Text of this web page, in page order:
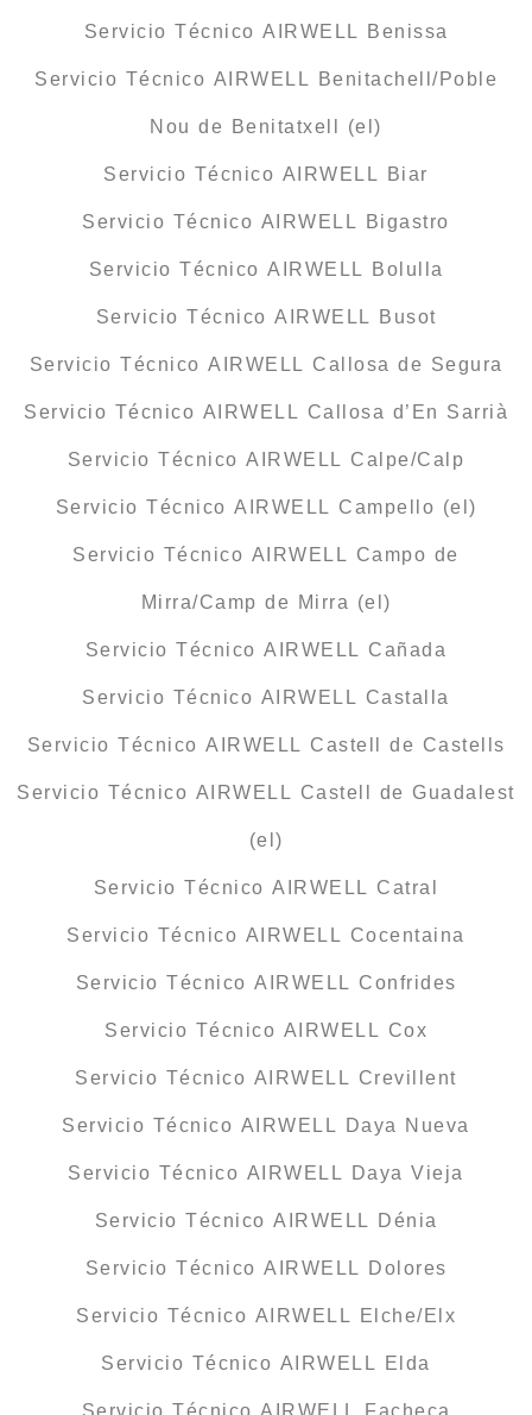
Servicio Técnico AIRWELL Benissa
Servicio Técnico AIRWELL Benitachell/Poble
Nou de Benitatxell (el)
Servicio Técnico AIRWELL Biar
Servicio Técnico AIRWELL Bigastro
Servicio Técnico AIRWELL Bolulla
Servicio Técnico AIRWELL Busot
Servicio Técnico AIRWELL Callosa de Segura
Servicio Técnico AIRWELL Callosa d’En Sarrià
Servicio Técnico AIRWELL Calpe/Calp
Servicio Técnico AIRWELL Campello (el)
Servicio Técnico AIRWELL Campo de
Mirra/Camp de Mirra (el)
Servicio Técnico AIRWELL Cañada
Servicio Técnico AIRWELL Castalla
Servicio Técnico AIRWELL Castell de Castells
Servicio Técnico AIRWELL Castell de Guadalest
(el)
Servicio Técnico AIRWELL Catral
Servicio Técnico AIRWELL Cocentaina
Servicio Técnico AIRWELL Confrides
Servicio Técnico AIRWELL Cox
Servicio Técnico AIRWELL Crevillent
Servicio Técnico AIRWELL Daya Nueva
Servicio Técnico AIRWELL Daya Vieja
Servicio Técnico AIRWELL Dénia
Servicio Técnico AIRWELL Dolores
Servicio Técnico AIRWELL Elche/Elx
Servicio Técnico AIRWELL Elda
Servicio Técnico AIRWELL Facheca